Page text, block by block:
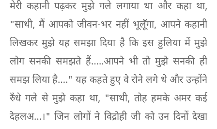
मेरी कहानी पढ़कर मुझे गले लगाया था और कहा था,
"साथी, मैं आपको जीवन-भर नहीं भूलूँगा, आपने कहानी
लिखकर मुझे यह समझा दिया है कि इस हुलिया में मुझे
लोग सनकी समझते हैं…..आपने भी तो मुझे सनकी ही
समझ लिया है…." यह कहते हुए वे रोने लगे थे और उन्होंने
रुँधे गले से मुझे कहा था, "साथी, तोह हमके अमर कई
देहलअ…।" जिन लोगों ने विद्रोही जी को उन दिनों देखा